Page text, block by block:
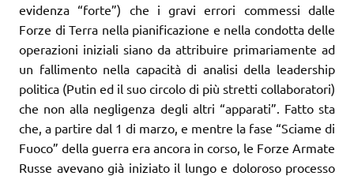
evidenza “forte”) che i gravi errori commessi dalle
Forze di Terra nella pianificazione e nella condotta delle
operazioni iniziali siano da attribuire primariamente ad
un fallimento nella capacità di analisi della leadership
politica (Putin ed il suo circolo di più stretti collaboratori)
che non alla negligenza degli altri “apparati”. Fatto sta
che, a partire dal 1 di marzo, e mentre la fase “Sciame di
Fuoco” della guerra era ancora in corso, le Forze Armate
Russe avevano già iniziato il lungo e doloroso processo